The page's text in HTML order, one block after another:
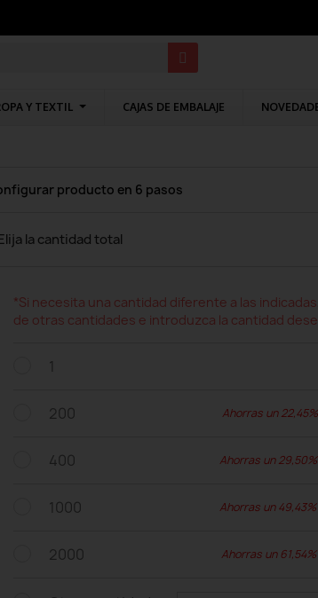
Y TEXTIL CAJAS DE EMBALAJE
producto en 6 pasos
la cantidad total
*Si necesita una cantidad diferente a las
de otras cantidades e introduzca la cantidad
1
200 Ahorras un 22,45%
400 Ahorras un 29,50%
1000 Ahorras un 49,43%
2000 Ahorras un 61,54%